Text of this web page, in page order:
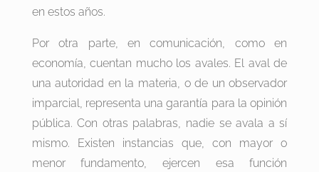
en estos años.
Por otra parte, en comunicación, como en
economía, cuentan mucho los avales. El aval de
una autoridad en la materia, o de un observador
imparcial, representa una garantía para la opinión
pública. Con otras palabras, nadie se avala a sí
mismo. Existen instancias que, con mayor o
menor fundamento, ejercen esa función